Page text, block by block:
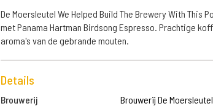
De Moersleutel We Helped Build The Brewery With This
met Panama Hartman Birdsong Espresso. Prachtige
aroma's van de gebrande mouten.
Details
Brouwerij
Brouwerij De Moersleutel